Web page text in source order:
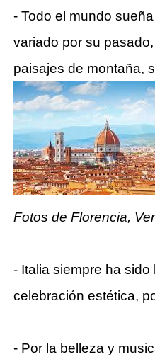
- Todo el mundo
variado por su
paisajes de montaña,
Fotos de Florencia,
- Italia siempre ha
celebración estética,
- Por la belleza y